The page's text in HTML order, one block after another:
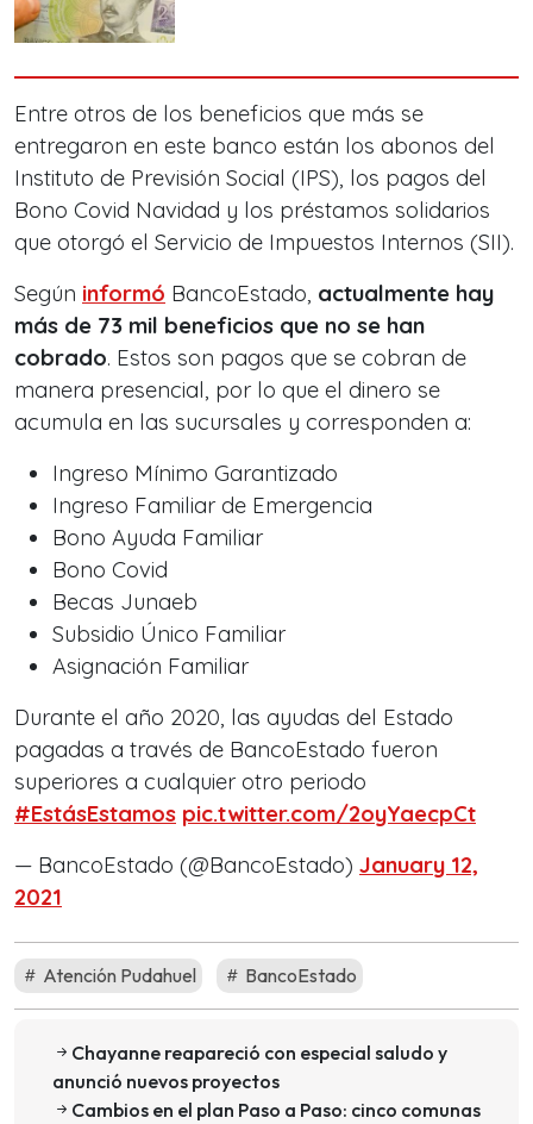
Entre otros de los beneficios que más se
entregaron en este banco están los abonos del
Instituto de Previsión Social (IPS), los pagos del
Bono Covid Navidad y los préstamos solidarios
que otorgó el Servicio de Impuestos Internos (SII).
Según informó BancoEstado, actualmente hay
más de 73 mil beneficios que no se han
cobrado. Estos son pagos que se cobran de
manera presencial, por lo que el dinero se
acumula en las sucursales y corresponden a:
Ingreso Mínimo Garantizado
Ingreso Familiar de Emergencia
Bono Ayuda Familiar
Bono Covid
Becas Junaeb
Subsidio Único Familiar
Asignación Familiar
Durante el año 2020, las ayudas del Estado
pagadas a través de BancoEstado fueron
superiores a cualquier otro periodo
#EstásEstamos pic.twitter.com/2oyYaecpCt
— BancoEstado (@BancoEstado) January 12,
2021
Atención Pudahuel BancoEstado
Chayanne reapareció con especial saludo y
anunció nuevos proyectos
Cambios en el plan Paso a Paso: cinco comunas